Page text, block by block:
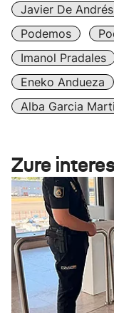
Javier De Andrés
Podemos
Imanol Pradales
Eneko Andueza
Alba Garcia
Zure